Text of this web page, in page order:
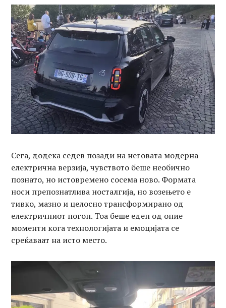
Сега, додека седев позади на неговата модерна
електрична верзија, чувството беше необично
познато, но истовремено сосема ново. Формата
носи препознатлива носталгија, но возењето е
тивко, мазно и целосно трансформирано од
електричниот погон. Тоа беше еден од оние
моменти кога технологијата и емоцијата се
среќаваат на исто место.